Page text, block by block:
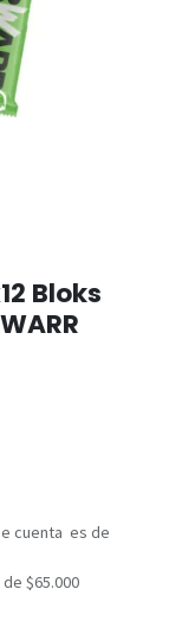
Bloks
cuenta es de
$65.000